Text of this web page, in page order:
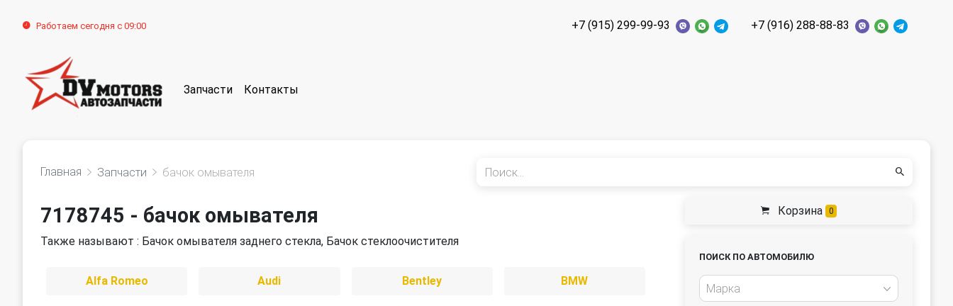
Работаем сегодня с 09:00 +7 (915) 299-99-93 +7 (916) 288-88-83
Запчасти Контакты
Главная Запчасти бачок омывателя
7178745 - бачок омывателя
Также называют : Бачок омывателя заднего стекла, Бачок стеклоочистителя
Alfa Romeo Audi Bentley BMW
Корзина 0
ПОИСК ПО АВТОМОБИЛЮ
Марка